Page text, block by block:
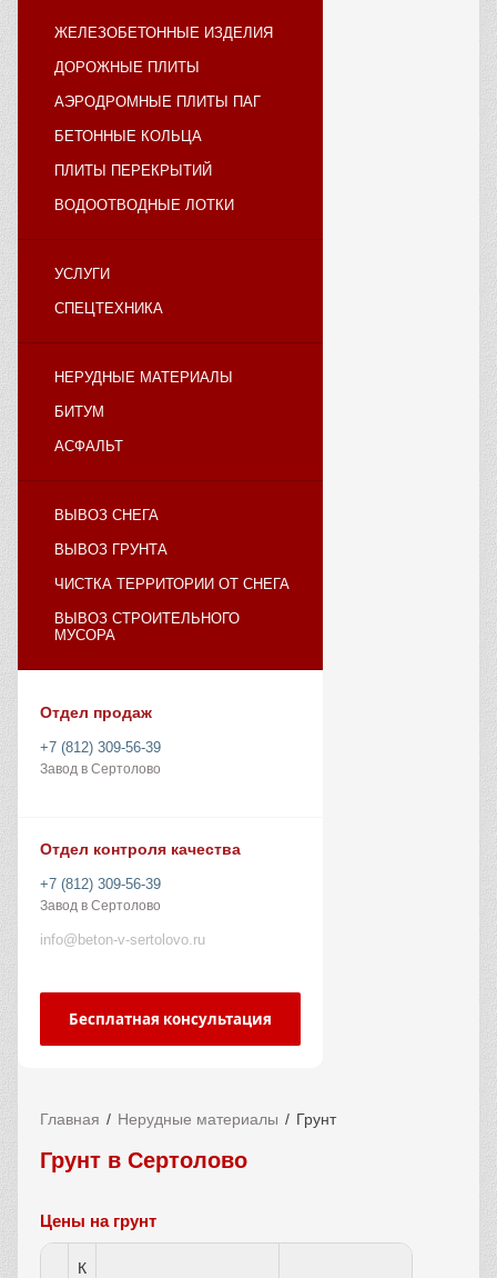
ЖЕЛЕЗОБЕТОННЫЕ ИЗДЕЛИЯ
ДОРОЖНЫЕ ПЛИТЫ
АЭРОДРОМНЫЕ ПЛИТЫ ПАГ
БЕТОННЫЕ КОЛЬЦА
ПЛИТЫ ПЕРЕКРЫТИЙ
ВОДООТВОДНЫЕ ЛОТКИ
УСЛУГИ
СПЕЦТЕХНИКА
НЕРУДНЫЕ МАТЕРИАЛЫ
БИТУМ
АСФАЛЬТ
ВЫВОЗ СНЕГА
ВЫВОЗ ГРУНТА
ЧИСТКА ТЕРРИТОРИИ ОТ СНЕГА
ВЫВОЗ СТРОИТЕЛЬНОГО
МУСОРА
Отдел продаж
+7 (812) 309-56-39
Завод в Сертолово
Отдел контроля качества
+7 (812) 309-56-39
Завод в Сертолово
info@beton-v-sertolovo.ru
Бесплатная консультация
Главная Нерудные материалы Грунт
Грунт в Сертолово
Цены на грунт
К